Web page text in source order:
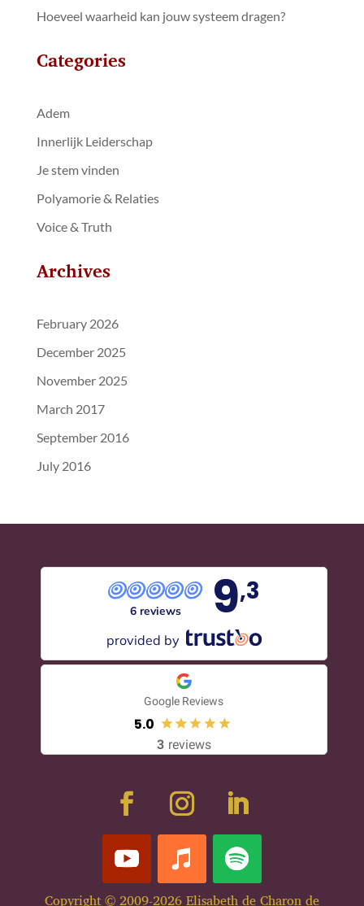
Hoeveel waarheid kan jouw systeem dragen?
Categories
Adem
Innerlijk Leiderschap
Je stem vinden
Polyamorie & Relaties
Voice & Truth
Archives
February 2026
December 2025
November 2025
March 2017
September 2016
July 2016
6 reviews 9,3
provided by
Google Reviews
5.0
3 reviews
Copyright © 2009-2026 Elisabeth de Charon de